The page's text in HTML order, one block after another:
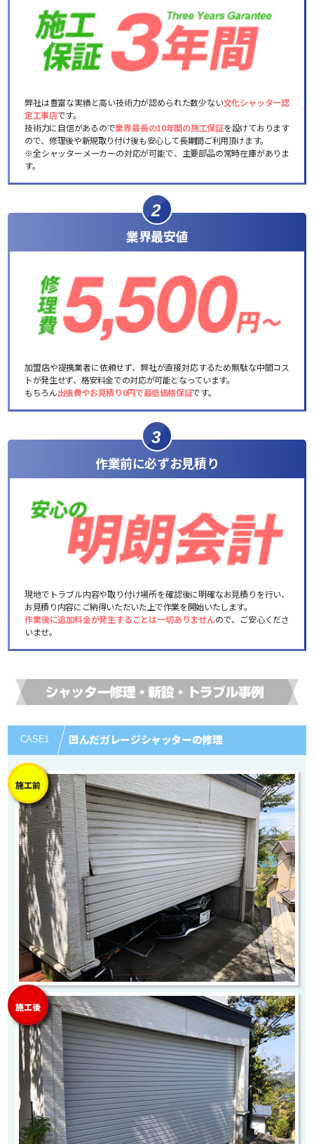
弊社は豊富な実績と高い技術力が認められた数少ない文化シャッター認
定工事店です。
技術力に自信があるので業界最長の10年間の施工保証を設けております
ので、修理後や新規取り付け後も安心して長期間ご利用頂けます。
※全シャッターメーカーの対応が可能で、主要部品の常時在庫がありま
す。
2
業界最安値
加盟店や提携業者に依頼せず、弊社が直接対応するため無駄な中間コス
トが発生せず、格安料金での対応が可能となっています。
もちろん出張費やお見積り0円で最低価格保証です。
3
作業前に必ずお見積り
現地でトラブル内容や取り付け場所を確認後に明確なお見積りを行い、
お見積り内容にご納得いただいた上で作業を開始いたします。
作業後に追加料金が発生することは一切ありませんので、ご安心くださ
いませ。
CASE1 凹んだガレージシャッターの修理
施工前
施工後